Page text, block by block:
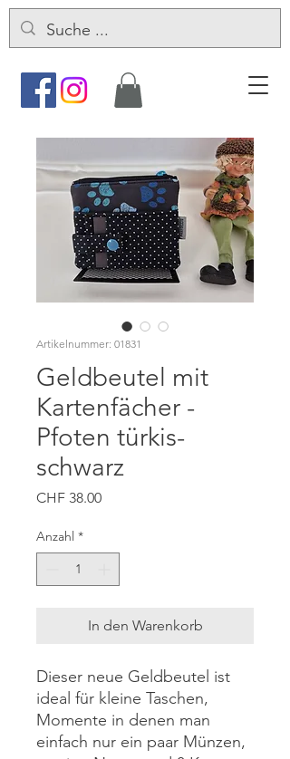
Artikelnummer: 01831
Geldbeutel mit
Kartenfächer -
Pfoten türkis-
schwarz
CHF 38.00Preis
Anzahl *
In den Warenkorb
Dieser neue Geldbeutel ist
ideal für kleine Taschen,
Momente in denen man
einfach nur ein paar Münzen,